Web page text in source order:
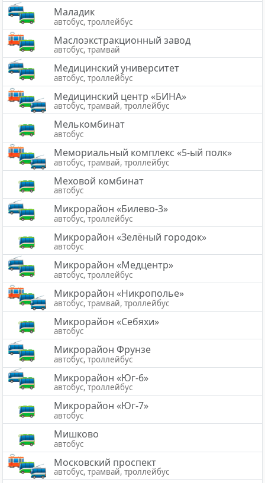
Маладик
автобус, троллейбус
Маслоэкстракционный завод
автобус, трамвай
Медицинский университет
автобус, троллейбус
Медицинский центр «БИНА»
автобус, трамвай, троллейбус
Мелькомбинат
автобус
Мемориальный комплекс «5-ый полк»
автобус, трамвай, троллейбус
Меховой комбинат
автобус
Микрорайон «Билево-3»
автобус, троллейбус
Микрорайон «Зелёный городок»
автобус
Микрорайон «Медцентр»
автобус, троллейбус
Микрорайон «Никрополье»
автобус, трамвай, троллейбус
Микрорайон «Себяхи»
автобус
Микрорайон Фрунзе
автобус, троллейбус
Микрорайон «Юг-6»
автобус, троллейбус
Микрорайон «Юг-7»
автобус
Мишково
автобус
Московский проспект
автобус, трамвай, троллейбус